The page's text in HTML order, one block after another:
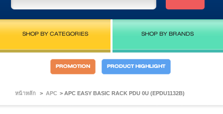
SHOP BY CATEGORIES SHOP BY BRANDS
PROMOTION PRODUCT HIGHLIGHT
หน้าหลัก > APC > APC EASY BASIC RACK PDU 0U (EPDU1132B)